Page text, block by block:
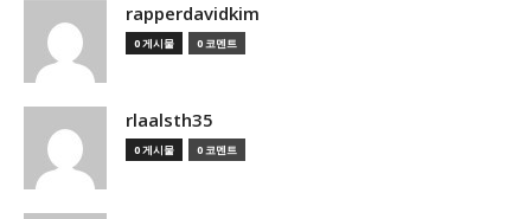
rapperdavidkim
0 게시물 0 코멘트
rlaalsth35
0 게시물 0 코멘트